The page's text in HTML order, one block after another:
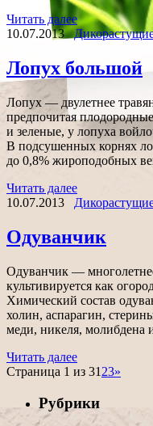
Читать далее
10.07.2013
Лопух большой
Лопух — двулетнее
предпочитая
и зеленые, у лопуха
В подсушенных корнях
до 0,8% жироподобных
Читать далее
10.07.2013
Одуванчик
Одуванчик —
культивируется как
Химический состав
холин, аспарагин,
меди, никеля, молибдена
Читать далее
Страница 1 из 31 23»
Рубрики